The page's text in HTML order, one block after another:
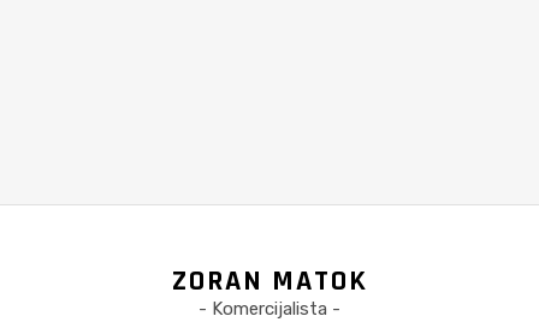
ZORAN MATOK
- Komercijalista -